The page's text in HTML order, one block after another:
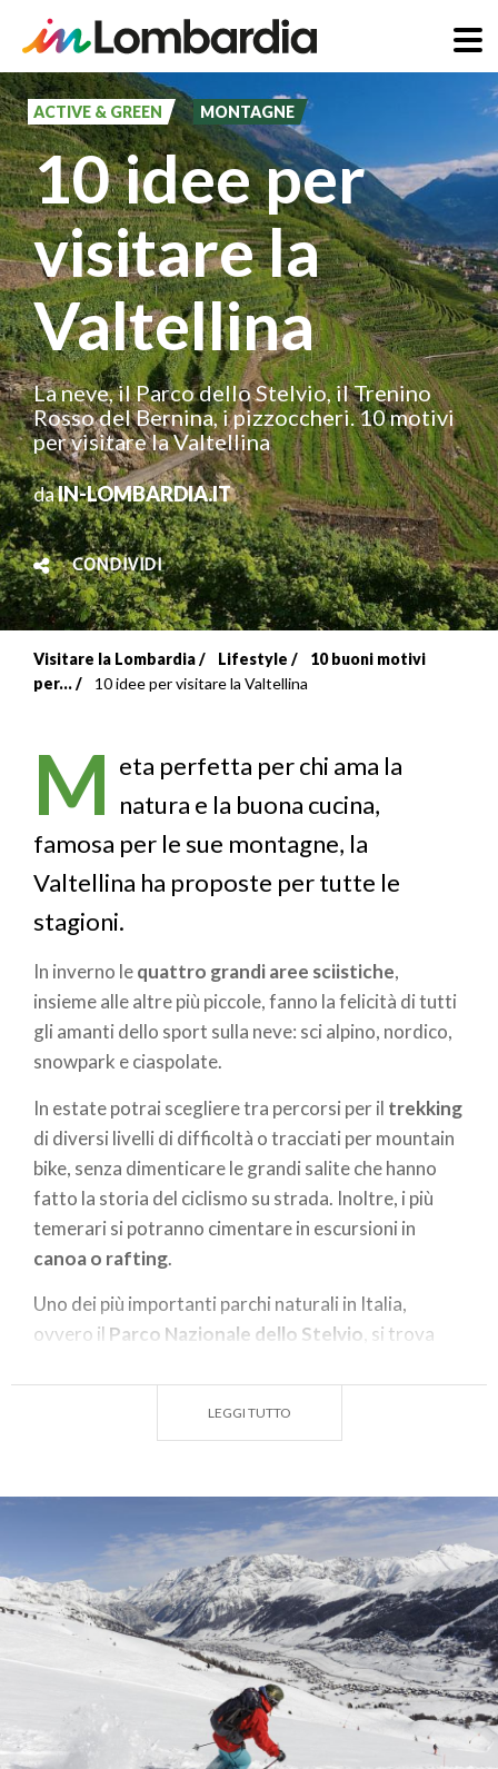
Salta
al
contenuto
principale
ACTIVE & GREEN MONTAGNE
10 idee per
visitare la
Valtellina
La neve, il Parco dello Stelvio, il Trenino
Rosso del Bernina, i pizzoccheri. 10 motivi
per visitare la Valtellina
daIN-LOMBARDIA.IT
CONDIVIDI
Briciole
pane
Visitare la Lombardia Lifestyle
10 buoni motivi
per...
10 idee per visitare la Valtellina
M eta perfetta per chi ama la
natura e la buona cucina,
famosa per le sue montagne, la
Valtellina ha proposte per tutte le
stagioni.
In inverno lequattro grandi aree sciistiche,
insieme alle altre più piccole, fanno la felicità di tutti
gli amanti dello sport sulla neve: sci alpino, nordico,
snowpark e ciaspolate.
In estate potrai scegliere tra percorsi per il trekking
di diversi livelli di difficoltà o tracciati per mountain
bike, senza dimenticare le grandi salite che hanno
fatto la storia del ciclismo su strada. Inoltre, i più
temerari si potranno cimentare in escursioni in
canoa o rafting.
Uno dei più importanti parchi naturali in Italia,
ovvero il Parco Nazionale dello Stelvio , si trova
cima o, magari, una marmotta o una volpe lungo il
Per salire di quota senza troppi sforzi acquista un
biglietto per un posto sulTrenino Rosso del
Bernina. Se invece vuoi dedicare qualche giornata al
relax immergiti nelle calde acque termali degli
stabilimenti a Bormio, con vista panoramica sulle
Non puoi affermare di conoscere la zona senza aver
percorso una
Strada dei Sapori
ed esserti fermato
ad assaggiarne i prodotti tipici. Cerca i crotti,
LEGGI TUTTO